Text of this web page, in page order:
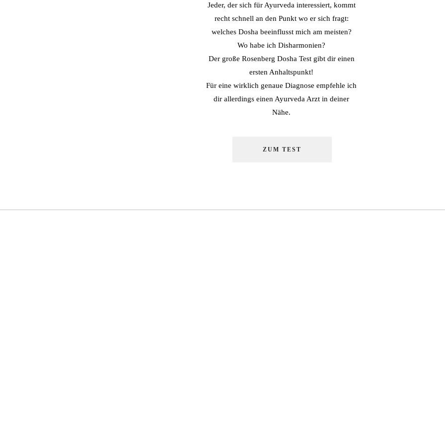
Jeder, der sich für Ayurveda interessiert, kommt
recht schnell an den Punkt wo er sich fragt:
welches Dosha beeinflusst mich am meisten?
Wo habe ich Disharmonien?
Der große Rosenberg Dosha Test gibt dir einen
ersten Anhaltspunkt!
Für eine wirklich genaue Diagnose empfehle ich
dir allerdings einen Ayurveda Arzt in deiner
Nähe.
ZUM TEST